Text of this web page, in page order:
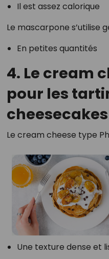
Il est assez calorique
Le mascarpone s’utilise
En petites quantités
4. Le cream
pour les
cheesecakes
Le cream cheese type
Une texture dense et